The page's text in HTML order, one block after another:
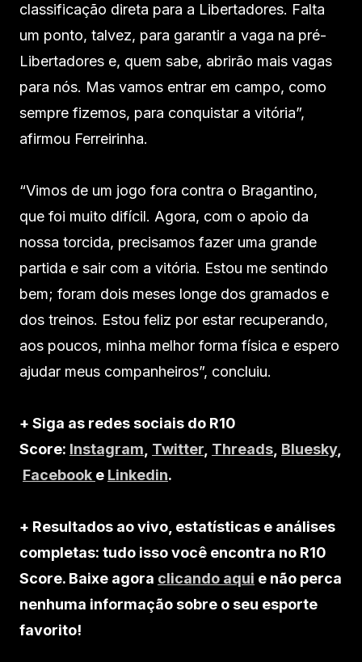
classificação direta para a Libertadores. Falta
um ponto, talvez, para garantir a vaga na pré-
Libertadores e, quem sabe, abrirão mais vagas
para nós. Mas vamos entrar em campo, como
sempre fizemos, para conquistar a vitória”,
afirmou Ferreirinha.
“Vimos de um jogo fora contra o Bragantino,
que foi muito difícil. Agora, com o apoio da
nossa torcida, precisamos fazer uma grande
partida e sair com a vitória. Estou me sentindo
bem; foram dois meses longe dos gramados e
dos treinos. Estou feliz por estar recuperando,
aos poucos, minha melhor forma física e espero
ajudar meus companheiros”, concluiu.
+ Siga as redes sociais do R10
Score: Instagram, Twitter, Threads, Bluesky,
Facebook e Linkedin.
+ Resultados ao vivo, estatísticas e análises
completas: tudo isso você encontra no R10
Score. Baixe agora clicando aqui e não perca
nenhuma informação sobre o seu esporte
favorito!